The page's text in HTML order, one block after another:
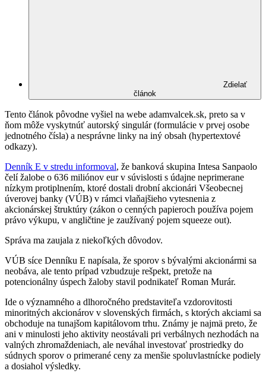
Zdielať
článok
Tento článok pôvodne vyšiel na webe adamvalcek.sk, preto sa v
ňom môže vyskytnúť autorský singulár (formulácie v prvej osobe
jednotného čísla) a nesprávne linky na iný obsah (hypertextové
odkazy).
Denník E v stredu informoval, že banková skupina Intesa Sanpaolo
čelí žalobe o 636 miliónov eur v súvislosti s údajne neprimerane
nízkym protiplnením, ktoré dostali drobní akcionári Všeobecnej
úverovej banky (VÚB) v rámci vlaňajšieho vytesnenia z
akcionárskej štruktúry (zákon o cenných papieroch používa pojem
právo výkupu, v angličtine je zaužívaný pojem squeeze out).
Správa ma zaujala z niekoľkých dôvodov.
VÚB síce Denníku E napísala, že sporov s bývalými akcionármi sa
neobáva, ale tento prípad vzbudzuje rešpekt, pretože na
potencionálny úspech žaloby stavil podnikateľ Roman Murár.
Ide o významného a dlhoročného predstaviteľa vzdorovitosti
minoritných akcionárov v slovenských firmách, s ktorých akciami sa
obchoduje na tunajšom kapitálovom trhu. Známy je najmä preto, že
ani v minulosti jeho aktivity neostávali pri verbálnych nezhodách na
valných zhromaždeniach, ale neváhal investovať prostriedky do
súdnych sporov o primerané ceny za menšie spoluvlastnícke podiely
a dosiahol výsledky.